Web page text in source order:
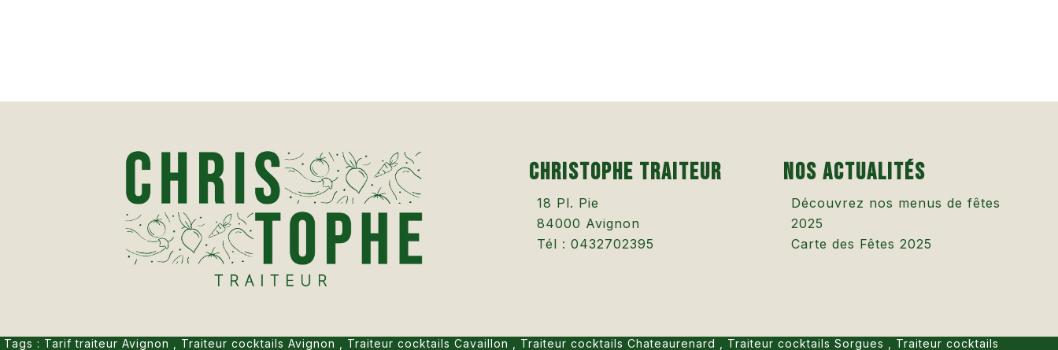
Christophe Traiteur
18 Pl. Pie
84000 Avignon
Tél : 0432702395
Nos actualités
Découvrez nos menus de fêtes
2025
Carte des Fêtes 2025
Tags : Tarif traiteur Avignon Traiteur cocktails Avignon Traiteur cocktails Cavaillon Traiteur cocktails Chateaurenard Traiteur cocktails Sorgues Traiteur cocktails